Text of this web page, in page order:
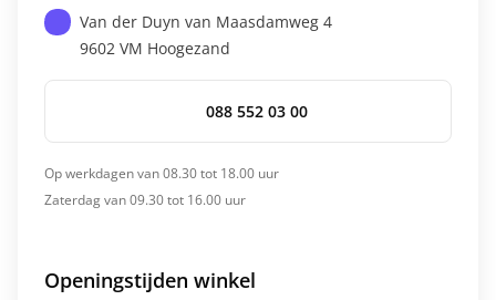
Van der Duyn van Maasdamweg 4
9602 VM Hoogezand
088 552 03 00
Op werkdagen van 08.30 tot 18.00 uur
Zaterdag van 09.30 tot 16.00 uur
Openingstijden winkel